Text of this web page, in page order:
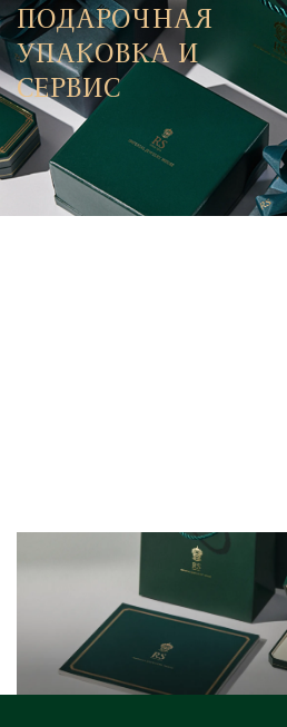
ПОДАРОЧНАЯ
УПАКОВКА И
СЕРВИС